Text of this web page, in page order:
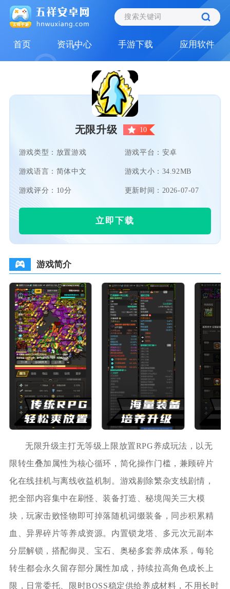
首页 资讯中心 手游下载 应用软件
无限升级 10
游戏类型：放置游戏 游戏平台：安卓
游戏语言：简体中文 游戏大小：34.92MB
游戏评分：10分 更新时间：2026-07-07
立即下载
游戏简介
无限升级主打无等级上限放置RPG养成玩法，以无
限转生叠加属性为核心循环，简化操作门槛，兼顾碎片
化在线挂机与离线收益机制。游戏剔除繁杂支线剧情，
把全部内容集中在刷怪、装备打造、秘境闯关三大模
块，玩家击败怪物即可掉落随机词缀装备，同步积累精
血、异界碎片等养成资源。内置锁龙塔、多元次元副本
分层解锁，搭配御灵、宝石、奥秘多套养成体系，每轮
转生都会永久留存部分属性加成，持续拉高角色成长上
限，日常委托、限时BOSS稳定供给养成材料，不用长时